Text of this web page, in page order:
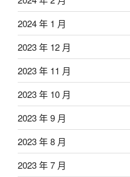
2024 年 1 月
2023 年 12 月
2023 年 11 月
2023 年 10 月
2023 年 9 月
2023 年 8 月
2023 年 7 月